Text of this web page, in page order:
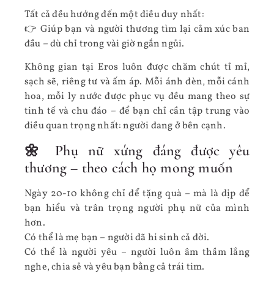
Tất cả đều hướng đến một điều duy nhất:
👉 Giúp bạn và người thương tìm lại cảm xúc ban
đầu – dù chỉ trong vài giờ ngắn ngủi.
Không gian tại Eros luôn được chăm chút tỉ mỉ,
sạch sẽ, riêng tư và ấm áp. Mỗi ánh đèn, mỗi cánh
hoa, mỗi ly nước được phục vụ đều mang theo sự
tinh tế và chu đáo – để bạn chỉ cần tập trung vào
điều quan trọng nhất: người đang ở bên cạnh.
🌼 Phụ nữ xứng đáng được yêu
thương – theo cách họ mong muốn
Ngày 20-10 không chỉ để tặng quà – mà là dịp để
bạn hiểu và trân trọng người phụ nữ của mình
hơn.
Có thể là mẹ bạn – người đã hi sinh cả đời.
Có thể là người yêu – người luôn âm thầm lắng
nghe, chia sẻ và yêu bạn bằng cả trái tim.